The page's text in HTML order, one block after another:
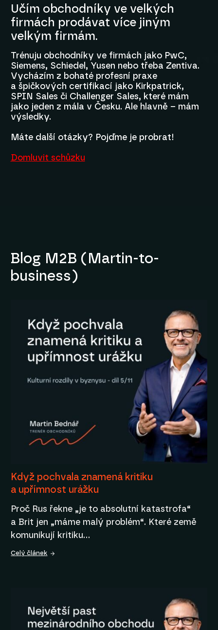
Učím obchodníky ve velkých
firmách prodávat více jiným
velkým firmám.
Trénuju obchodníky ve firmách jako PwC,
Siemens, Schiedel, Yusen nebo třeba Zentiva.
Vycházím z bohaté profesní praxe
a špičkových certifikací jako Kirkpatrick,
SPIN Sales či Challenger Sales, které mám
jako jeden z mála v Česku. Ale hlavně – mám
výsledky.
Máte další otázky? Pojďme je probrat!
Domluvit schůzku
Blog M2B (Martin-to-
business)
Když pochvala znamená kritiku
a upřímnost urážku
Proč Rus řekne „je to absolutní katastrofa“
a Brit jen „máme malý problém“. Které země
komunikují kritiku…
Celý článek